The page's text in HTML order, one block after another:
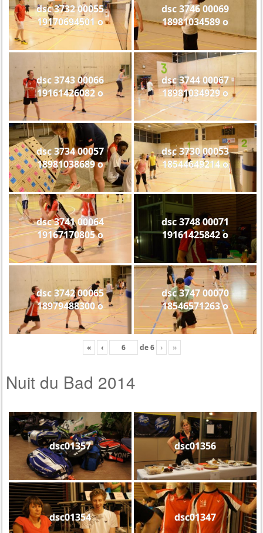
dsc 3732 00055
19170694501 o
dsc 3746 00069
18981034589 o
dsc 3743 00066
19161426082 o
dsc 3744 00067
18981034929 o
dsc 3734 00057
18981038689 o
dsc 3730 00053
18544649214 o
dsc 3741 00064
19167170805 o
dsc 3748 00071
19161425842 o
dsc 3742 00065
18979488300 o
dsc 3747 00070
18546571263 o
« ‹ de6 › »
Nuit du Bad 2014
dsc01357 dsc01356
dsc01354 dsc01347